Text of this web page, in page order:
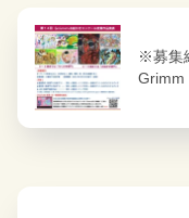
※募集
Grimm